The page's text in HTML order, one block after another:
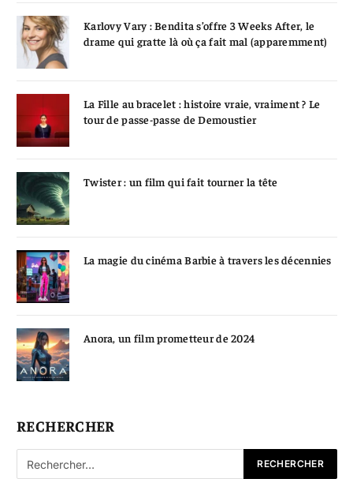
Karlovy Vary : Bendita s’offre 3 Weeks After, le
drame qui gratte là où ça fait mal (apparemment)
La Fille au bracelet : histoire vraie, vraiment ? Le
tour de passe-passe de Demoustier
Twister : un film qui fait tourner la tête
La magie du cinéma Barbie à travers les décennies
Anora, un film prometteur de 2024
RECHERCHER